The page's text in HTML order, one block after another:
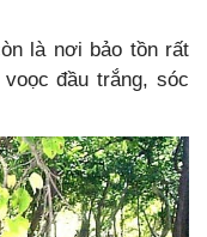
là nơi bảo tồn rất
đầu trắng, sóc